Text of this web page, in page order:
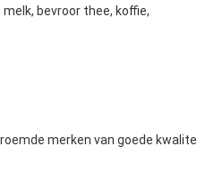
bevroor thee, koffie,
merken van goede